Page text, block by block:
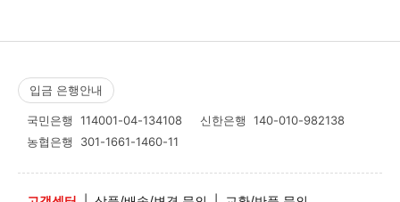
입금 은행안내
국민은행 114001-04-134108 신한은행 140-010-982138
농협은행 301-1661-1460-11